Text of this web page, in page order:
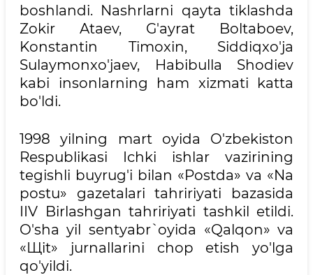
boshlandi. Nashrlarni qayta tiklashda
Zokir Ataev, G'ayrat Boltaboev,
Konstantin Timoxin, Siddiqxo'ja
Sulaymonxo'jaev, Habibulla Shodiev
kabi insonlarning ham xizmati katta
bo'ldi.
1998 yilning mart oyida O'zbekiston
Respublikasi Ichki ishlar vazirining
tegishli buyrug'i bilan «Postda» va «Na
postu» gazetalari tahririyati bazasida
IIV Birlashgan tahririyati tashkil etildi.
O'sha yil sentyabr` oyida «Qalqon» va
«Щit» jurnallarini chop etish yo'lga
qo'yildi.